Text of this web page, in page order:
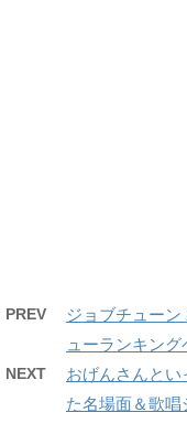
PREV
ジョブチュー
ューランキン
NEXT
おげんさんと
た名場面＆歌唱